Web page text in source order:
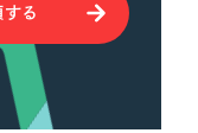
る